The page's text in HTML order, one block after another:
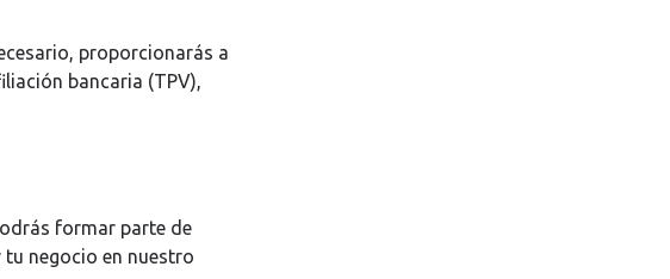
proporcionarás a
bancaria (TPV),
formar parte de
negocio en nuestro